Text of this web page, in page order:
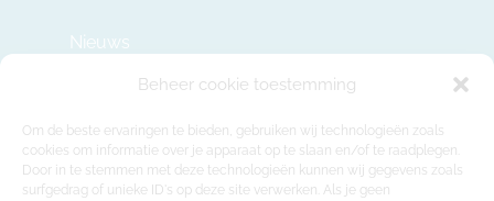
Beheer cookie toestemming
Om de beste ervaringen te bieden, gebruiken wij technologieën zoals
cookies om informatie over je apparaat op te slaan en/of te raadplegen.
Door in te stemmen met deze technologieën kunnen wij gegevens zoals
surfgedrag of unieke ID's op deze site verwerken. Als je geen
Nieuws
info@modulehome.be